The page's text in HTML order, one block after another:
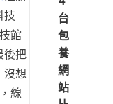
技
館
後把
沒想
線
台
包
養
網
站